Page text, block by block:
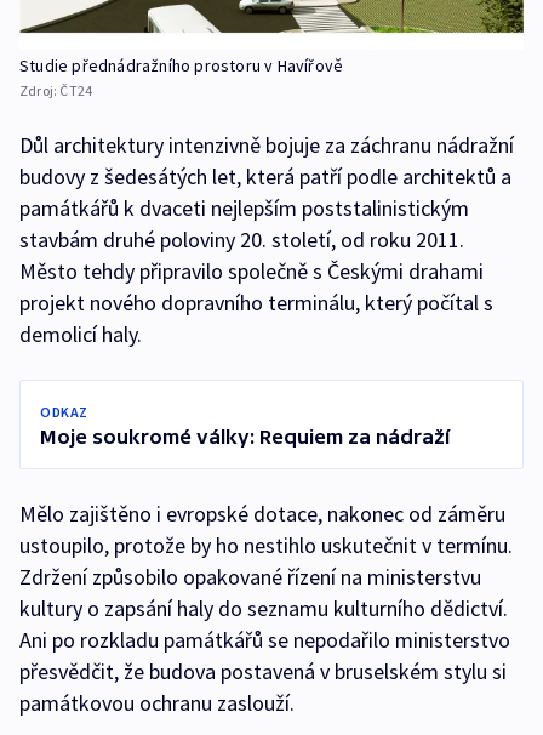
Studie přednádražního prostoru v Havířově
Zdroj: ČT24
Důl architektury intenzivně bojuje za záchranu nádražní
budovy z šedesátých let, která patří podle architektů a
památkářů k dvaceti nejlepším poststalinistickým
stavbám druhé poloviny 20. století, od roku 2011.
Město tehdy připravilo společně s Českými drahami
projekt nového dopravního terminálu, který počítal s
demolicí haly.
ODKAZ
Moje soukromé války: Requiem za nádraží
Mělo zajištěno i evropské dotace, nakonec od záměru
ustoupilo, protože by ho nestihlo uskutečnit v termínu.
Zdržení způsobilo opakované řízení na ministerstvu
kultury o zapsání haly do seznamu kulturního dědictví.
Ani po rozkladu památkářů se nepodařilo ministerstvo
přesvědčit, že budova postavená v bruselském stylu si
památkovou ochranu zaslouží.